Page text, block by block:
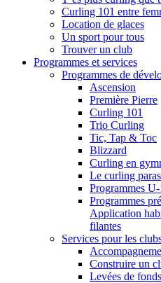
Curling 101 entre
Location de glaces
Un sport pour tous
Trouver un club
Programmes et services
Programmes de
Ascension
Première Pierre
Curling 101
Trio Curling
Tic, Tap & Toc
Blizzard
Curling en
Le curling
Programmes
Programmes
Application
filantes
Services pour les
Construire un
Levées de fonds